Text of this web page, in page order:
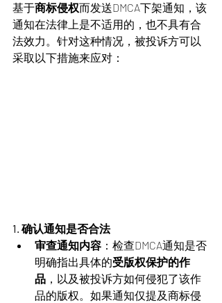
基于商标侵权而发送DMCA下架通知，该
通知在法律上是不适用的，也不具有合
法效力。针对这种情况，被投诉方可以
采取以下措施来应对：
1. 确认通知是否合法
审查通知内容 ：检查DMCA通知是否
明确指出具体的受版权保护的作
品 ，以及被投诉方如何侵犯了该作
品的版权。如果通知仅提及商标侵